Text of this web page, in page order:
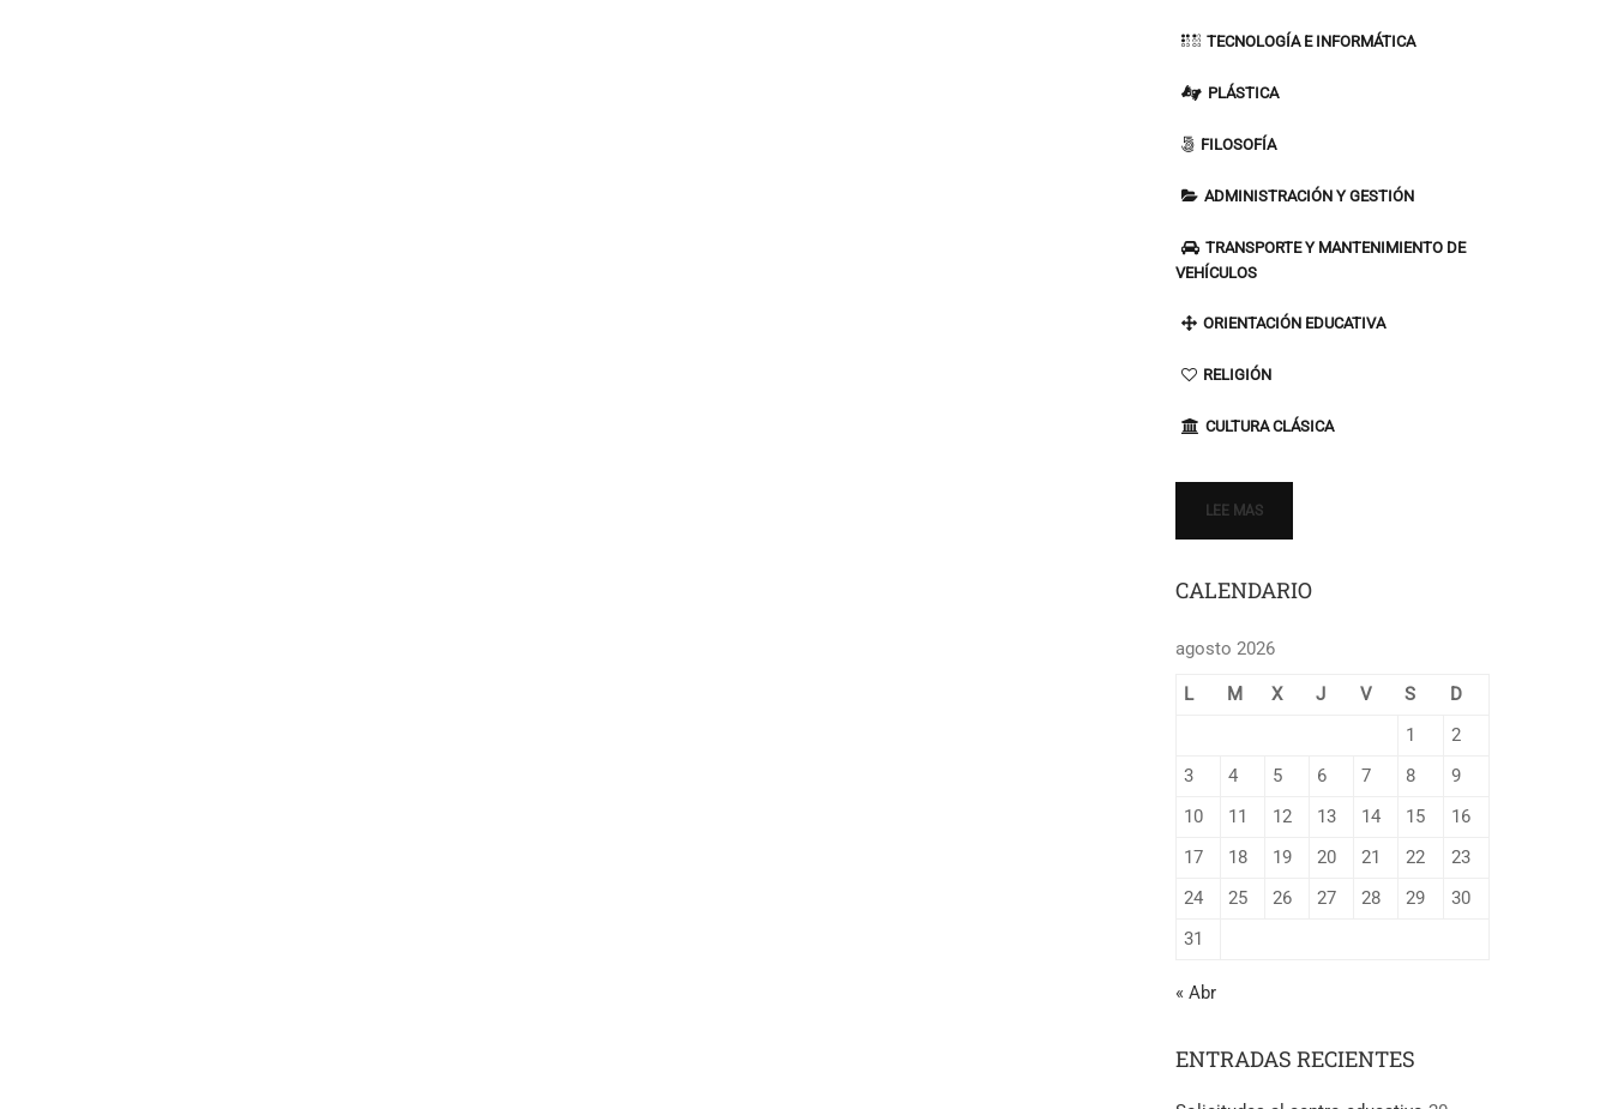
TECNOLOGÍA E INFORMÁTICA
PLÁSTICA
FILOSOFÍA
ADMINISTRACIÓN Y GESTIÓN
TRANSPORTE Y MANTENIMIENTO DE
VEHÍCULOS
ORIENTACIÓN EDUCATIVA
RELIGIÓN
CULTURA CLÁSICA
LEE MAS
CALENDARIO
agosto 2026
L M X J V S
D
1
2
3
4 5 6 7 8
9
10
11 12 13 14 15
16
17
18 19 20 21 22
23
24
25 26 27 28 29
30
31
« Abr
ENTRADAS RECIENTES